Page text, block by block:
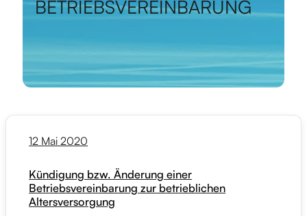
BETRIEBSVEREINBARUNG
12 Mai 2020
Kündigung bzw. Änderung einer
Betriebsvereinbarung zur betrieblichen
Altersversorgung